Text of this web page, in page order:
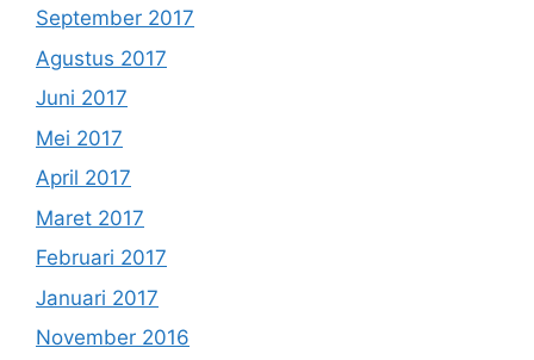
September 2017
Agustus 2017
Juni 2017
Mei 2017
April 2017
Maret 2017
Februari 2017
Januari 2017
November 2016